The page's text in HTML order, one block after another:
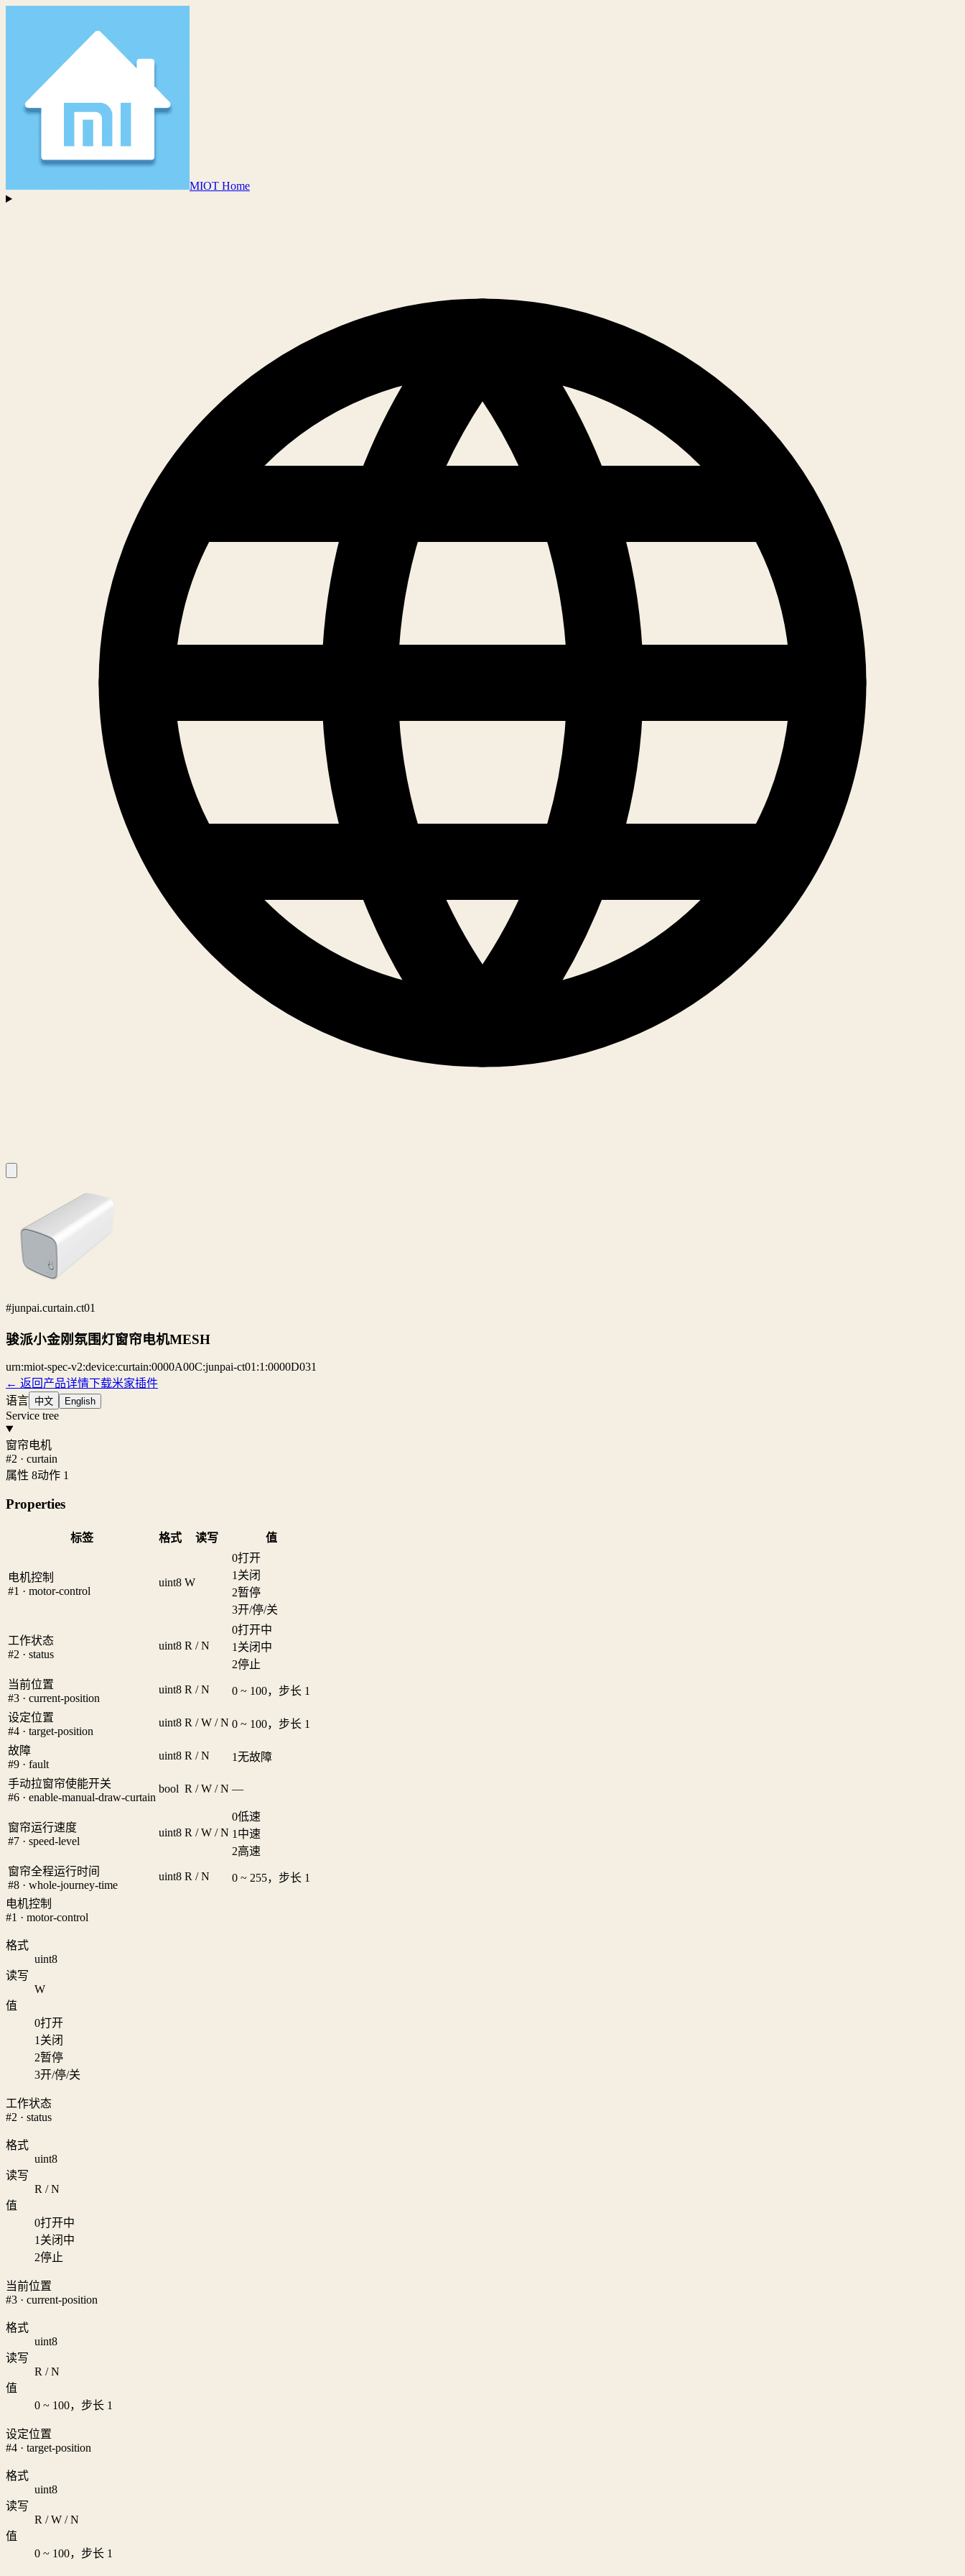
MIOT Home
#junpai.curtain.ct01
骏派小金刚氛围灯窗帘电机MESH
urn:miot-spec-v2:device:curtain:0000A00C:junpai-ct01:1:0000D031
← 返回产品详情下载米家插件
语言 中文 English
Service tree
窗帘电机
#2 · curtain
属性 8动作 1
Properties
标签 格式 读写 值
电机控制
#1 · motor-control
uint8 W
0打开
1 关闭
2暂停
3开/停/关
工作状态
#2 · status
uint8 R / N
0打开中
1 关闭中
2停止
当前位置
#3 · current-position
uint8 R / N 0 ~ 100，步长 1
设定位置
#4 · target-position
uint8 R / W / N 0 ~ 100，步长 1
故障
#9 · fault
uint8 R / N 1无故障
手动拉窗帘使能开关
#6 · enable-manual-draw-curtain
bool R / W / N —
窗帘运行速度
#7 · speed-level
uint8 R / W / N
0低速
1 中速
2高速
窗帘全程运行时间
#8 · whole-journey-time
uint8 R / N 0 ~ 255，步长 1
电机控制
#1 · motor-control
格式
uint8
读写
W
值
0打开
1 关闭
2暂停
3开/停/关
工作状态
#2 · status
格式
uint8
读写
R / N
值
0打开中
1 关闭中
2停止
当前位置
#3 · current-position
格式
uint8
读写
R / N
值
0 ~ 100，步长 1
设定位置
#4 · target-position
格式
uint8
读写
R / W / N
值
0 ~ 100，步长 1